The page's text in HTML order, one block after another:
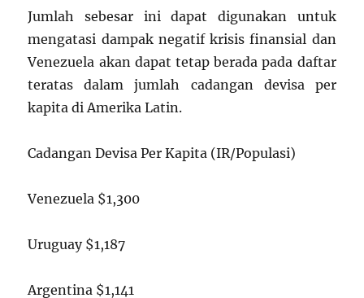
Jumlah sebesar ini dapat digunakan untuk
mengatasi dampak negatif krisis finansial dan
Venezuela akan dapat tetap berada pada daftar
teratas dalam jumlah cadangan devisa per
kapita di Amerika Latin.
Cadangan Devisa Per Kapita (IR/Populasi)
Venezuela $1,300
Uruguay $1,187
Argentina $1,141